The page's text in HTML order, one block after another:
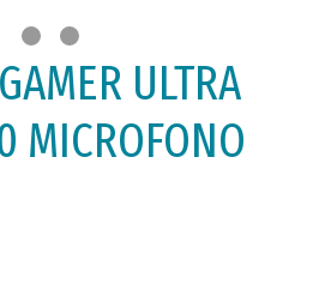
ULTRA
MICROFONO